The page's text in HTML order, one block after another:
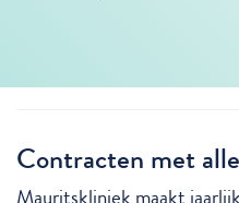
Contracten met
Mauritskliniek maakt